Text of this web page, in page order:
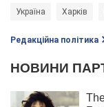
Україна Харків
Редакційна політика